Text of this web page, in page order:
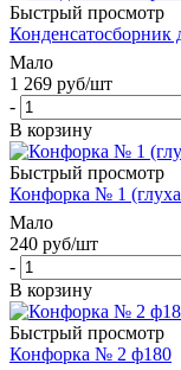
Быстрый просмотр
Мало
1 269 руб/шт
-
В корзину
Быстрый просмотр
Конфорка № 1
Мало
240 руб/шт
-
В корзину
Быстрый просмотр
Конфорка № 2 ф180